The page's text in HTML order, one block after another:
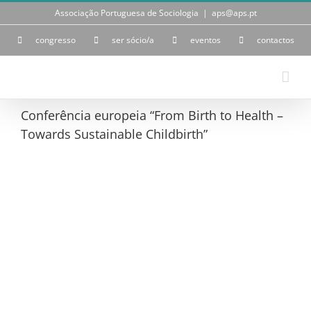
Skip
Associação Portuguesa de Sociologia | aps@aps.pt
congresso ser sócio/a eventos contactos
Conferência europeia “From Birth to Health –
Towards Sustainable Childbirth”